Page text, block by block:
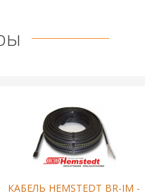
КАБЕЛЬ HEMSTEDT BR-IM -